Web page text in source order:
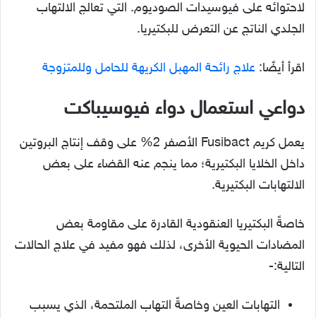
لاحتوائه على فيوسيدات الصوديوم. التي تعالج الالتهاب
الجلدي الناتج عن التعرض للبكتيريا.
اقرأ أيضًا: علاج رائحة المهبل الكريهة للحامل وللمتزوجة
دواعي استعمال دواء فيوسيباكت
يعمل كريم Fusibact الأصفر 2% على وقف إنتاج البروتين
داخل الخلايا البكتيرية؛ مما ينجم عنه القضاء على بعض
الالتهابات البكتيرية.
خاصةً البكتيريا العنقودية القادرة على مقاومة بعض
المضادات الحيوية الأخرى، لذلك فهو مفيد في علاج الحالات
التالية:-
التهابات العين وخاصةً التهاب الملتحمة، الذي يسبب